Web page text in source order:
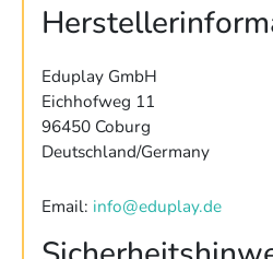
Eduplay GmbH
Eichhofweg 11
96450 Coburg
Deutschland/Germany
Email: info@eduplay.de